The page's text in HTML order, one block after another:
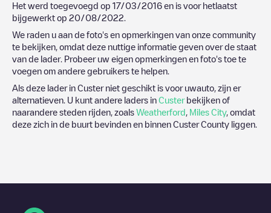
Het werd toegevoegd op 17/03/2016 en is voor hetlaatst
bijgewerkt op 20/08/2022
We raden u aan de foto's en opmerkingen van onze community
te bekijken, omdat deze nuttige informatie geven over de staat
van de lader. Probeer uw eigen opmerkingen en foto's toe te
voegen om andere gebruikers te helpen.
Als deze lader in Custerniet geschikt is voor uwauto, zijn er
alternatieven. U kunt andere laders in Custerbekijken of
naarandere steden rijden, zoals Weatherford Miles City, omdat
deze zich in de buurt bevinden en binnen Custer County liggen.